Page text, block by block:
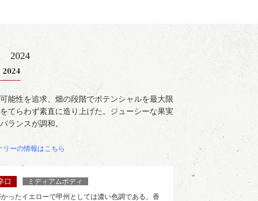
2024
能性を追求、畑の段階でポテンシャルを最大限
てらわず素直に造り上げた。ジューシーな果実
ランスが調和。
ーの情報はこちら
口
ミディアムボディ
ったイエローで甲州としては濃い色調である。香